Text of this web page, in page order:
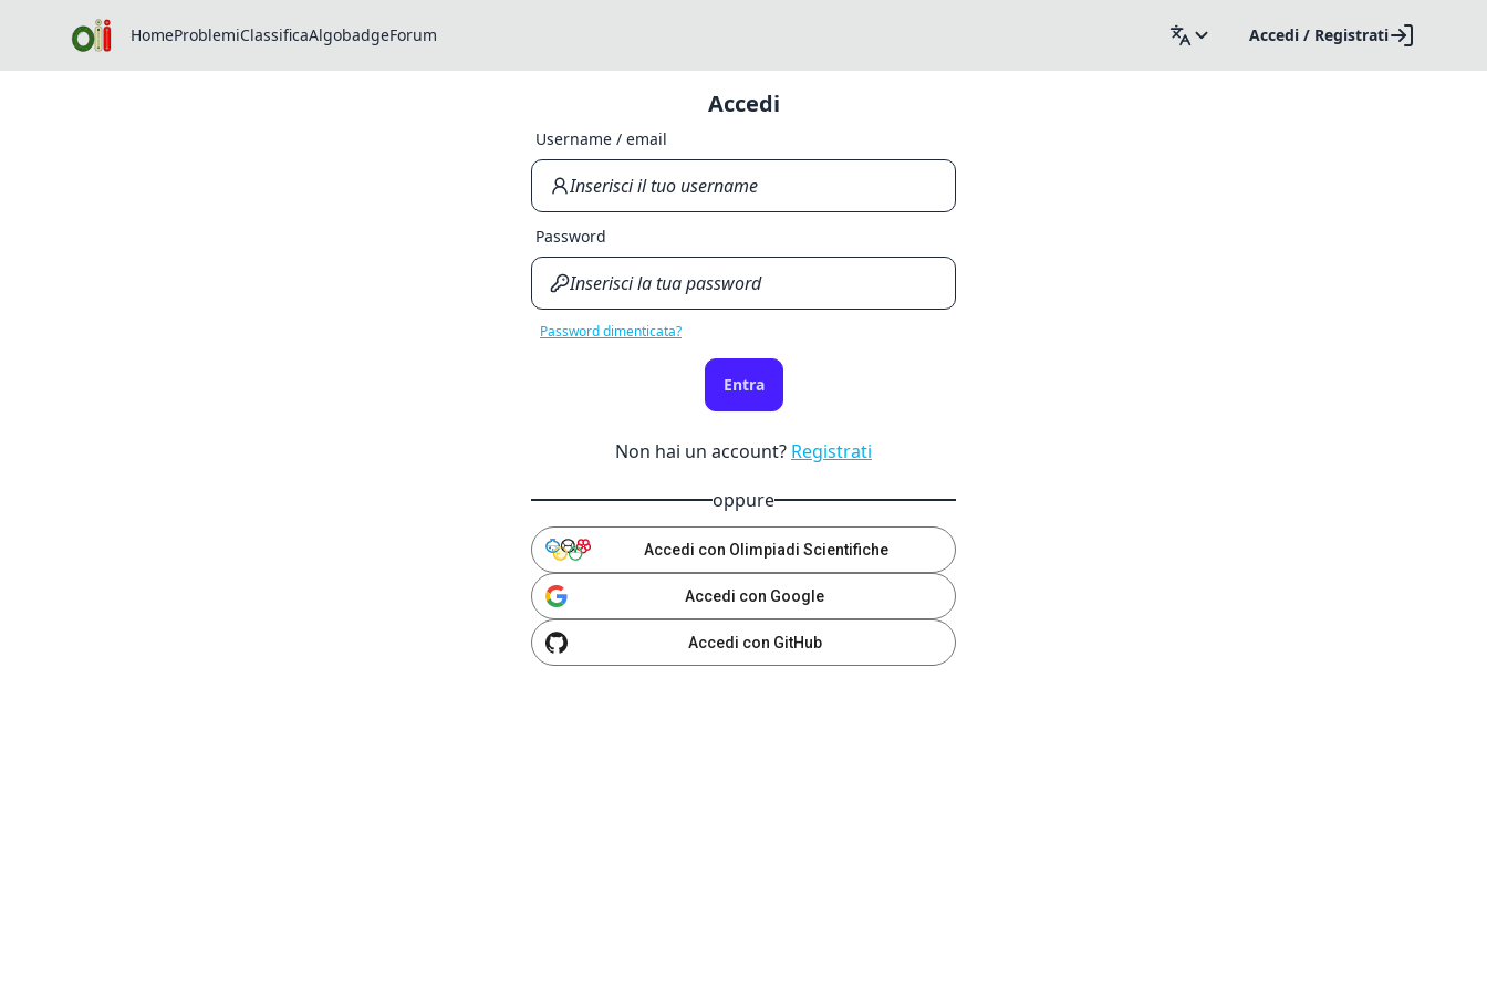
HomeProblemiClassificaAlgobadgeForum Accedi / Registrati
Accedi
Username / email
Password
Password dimenticata?
Entra
Non hai un account? Registrati
oppure
Accedi con Olimpiadi Scientifiche
Accedi con Google
Accedi con GitHub